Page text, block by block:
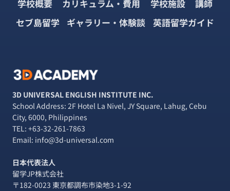
学校概要 カリキュラム・費用 学校施設
講師
セブ島留学 ギャラリー・体験談 英語留学ガイド
3D UNIVERSAL ENGLISH INSTITUTE INC.
School Address: 2F Hotel La Nivel, JY Square, Lahug, Cebu
City, 6000, Philippines
TEL: +63-32-261-7863
Email: info@3d-universal.com
日本代表法人
留学JP株式会社
〒182-0023 東京都調布市染地3-1-92